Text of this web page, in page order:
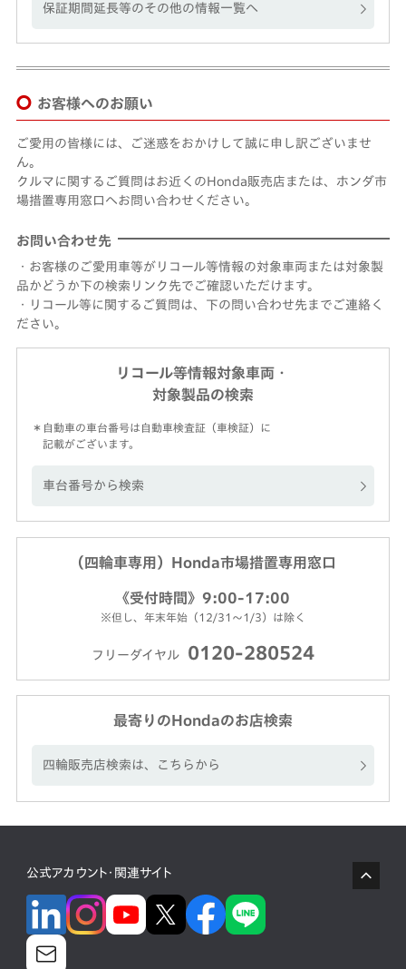
保証期間延長等のその他の情報一覧へ
お客様へのお願い
ご愛用の皆様には、ご迷惑をおかけして誠に申し訳ございませ
ん。
クルマに関するご質問はお近くのHonda販売店または、ホンダ市
場措置専用窓口へお問い合わせください。
お問い合わせ先
・お客様のご愛用車等がリコール等情報の対象車両または対象製
品かどうか下の検索リンク先でご確認いただけます。
・リコール等に関するご質問は、下の問い合わせ先までご連絡く
ださい。
リコール等情報対象車両・
対象製品の検索
＊自動車の車台番号は自動車検査証（車検証）に
記載がございます。
車台番号から検索
（四輪車専用）Honda市場措置専用窓口
《受付時間》9:00-17:00
※但し、年末年始（12/31～1/3）は除く
フリーダイヤル 0120-280524
最寄りのHondaのお店検索
四輪販売店検索は、こちらから
公式アカウント・関連サイト